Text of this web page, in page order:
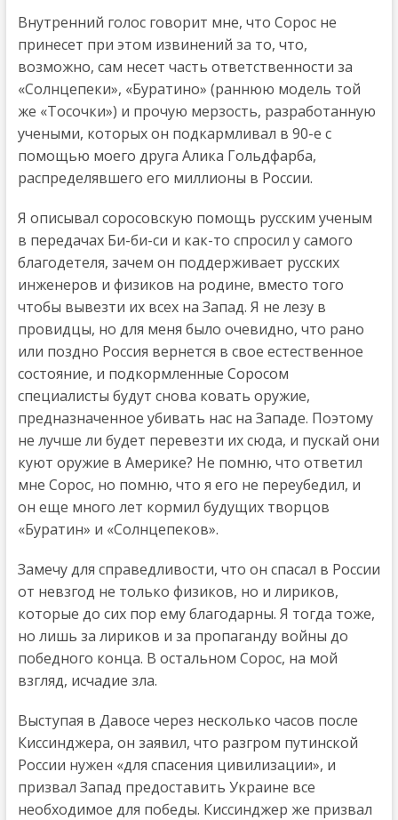
Внутренний голос говорит мне, что Сорос не
принесет при этом извинений за то, что,
возможно, сам несет часть ответственности за
«Солнцепеки», «Буратино» (раннюю модель той
же «Тосочки») и прочую мерзость, разработанную
учеными, которых он подкармливал в 90-е с
помощью моего друга Алика Гольдфарба,
распределявшего его миллионы в России.
Я описывал соросовскую помощь русским ученым
в передачах Би-би-си и как-то спросил у самого
благодетеля, зачем он поддерживает русских
инженеров и физиков на родине, вместо того
чтобы вывезти их всех на Запад. Я не лезу в
провидцы, но для меня было очевидно, что рано
или поздно Россия вернется в свое естественное
состояние, и подкормленные Соросом
специалисты будут снова ковать оружие,
предназначенное убивать нас на Западе. Поэтому
не лучше ли будет перевезти их сюда, и пускай они
куют оружие в Америке? Не помню, что ответил
мне Сорос, но помню, что я его не переубедил, и
он еще много лет кормил будущих творцов
«Буратин» и «Солнцепеков».
Замечу для справедливости, что он спасал в России
от невзгод не только физиков, но и лириков,
которые до сих пор ему благодарны. Я тогда тоже,
но лишь за лириков и за пропаганду войны до
победного конца. В остальном Сорос, на мой
взгляд, исчадие зла.
Выступая в Давосе через несколько часов после
Киссинджера, он заявил, что разгром путинской
России нужен «для спасения цивилизации», и
призвал Запад предоставить Украине все
необходимое для победы. Киссинджер же призвал